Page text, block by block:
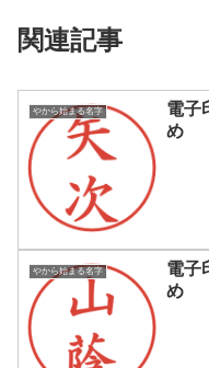
関連記事
やから始まる名字
電子
め
やから始まる名字
電子
め